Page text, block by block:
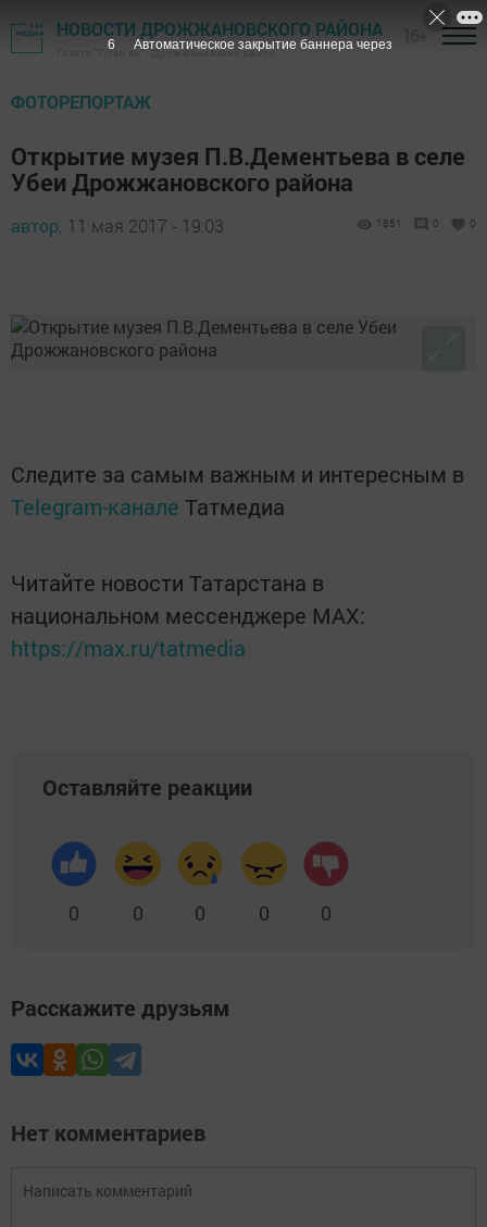
НОВОСТИ ДРОЖЖАНОВСКОГО РАЙОНА
Газета "Туган як" - Дрожжановский район
ФОТОРЕПОРТАЖ
Открытие музея П.В.Дементьева в селе
Убеи Дрожжановского района
автор, 11 мая 2017 - 19:03 1851 0 0
Следите за самым важным и интересным в
Telegram-канале Татмедиа
Читайте новости Татарстана в
национальном мессенджере MАХ:
https://max.ru/tatmedia
Оставляйте реакции
0 0 0 0 0
Расскажите друзьям
Нет комментариев
6 Автоматическое закрытие баннера через